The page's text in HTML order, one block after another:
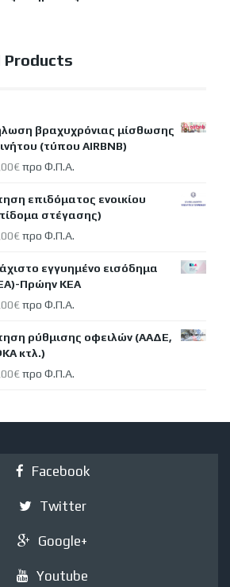
Products
βραχυχρόνιας μίσθωσης
(τύπου AIRBNB)
€ προ Φ.Π.Α.
επιδόματος ενοικίου
στέγασης)
€ προ Φ.Π.Α.
εγγυημένο εισόδημα
Πρώην ΚΕΑ
€ προ Φ.Π.Α.
ρύθμισης οφειλών (ΑΑΔΕ,
κτλ.)
€ προ Φ.Π.Α.
Facebook
Twitter
Google+
Youtube